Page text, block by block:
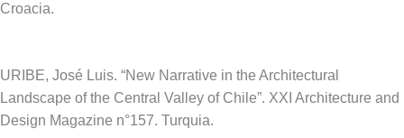
Croacia.
URIBE, José Luis. “New Narrative in the Architectural
Landscape of the Central Valley of Chile”. XXI Architecture and
Design Magazine n°157. Turquia.